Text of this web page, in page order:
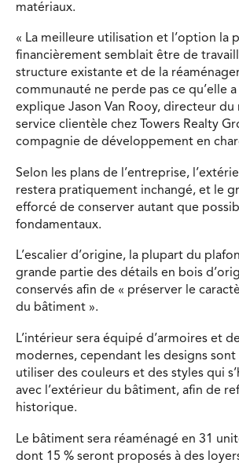
matériaux.
« La meilleure utilisation et l’option la
financièrement semblait être de
structure existante et de la
communauté ne perde pas ce qu’elle
explique Jason Van Rooy, directeur
service clientèle chez Towers Realty
compagnie de développement en
Selon les plans de l’entreprise,
restera pratiquement inchangé, et le
efforcé de conserver autant que
fondamentaux.
L’escalier d’origine, la plupart du
grande partie des détails en bois
conservés afin de « préserver le
du bâtiment ».
L’intérieur sera équipé d’armoires et
modernes, cependant les designs
utiliser des couleurs et des styles qui
avec l’extérieur du bâtiment, afin de
historique.
Le bâtiment sera réaménagé en 31
dont 15 % seront proposés à des